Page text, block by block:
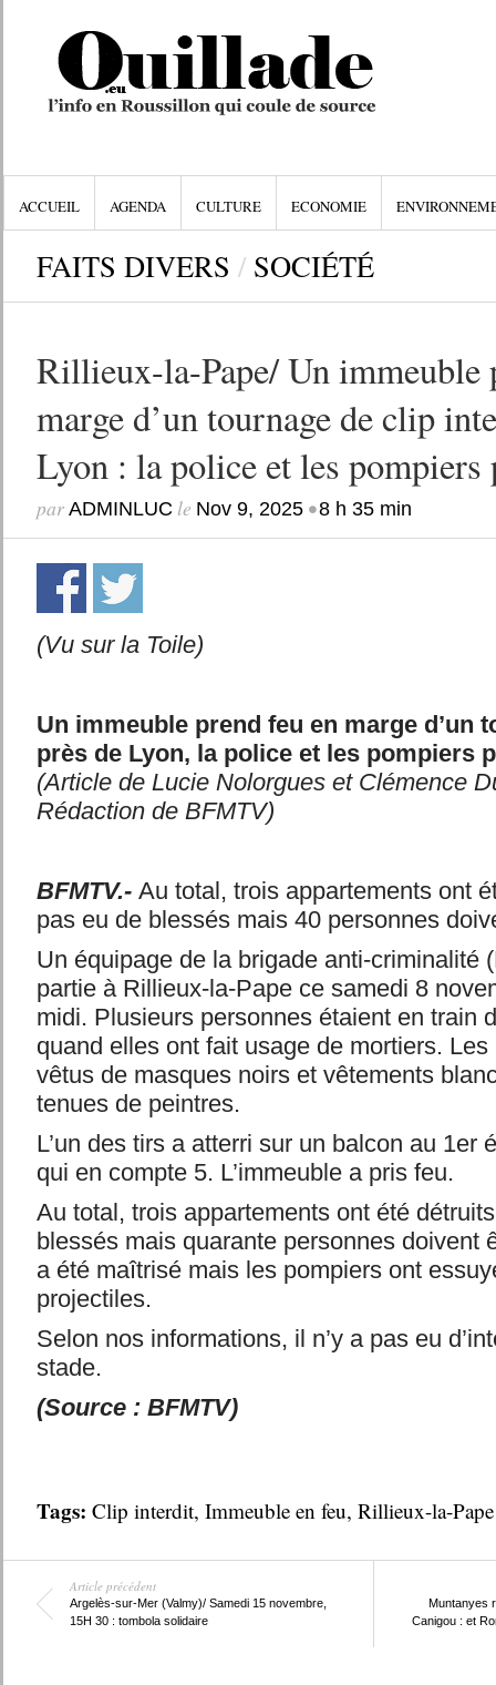
ACCUEIL AGENDA CULTURE ECONOMIE
FAITS DIVERS / SOCIÉTÉ
Rillieux-la-Pape/ Un immeuble
marge d’un tournage de clip
Lyon : la police et les pompiers
par ADMINLUC le Nov 9, 2025•8 h 35 min
(Vu sur la Toile)
Un immeuble prend feu en marge d’un
près de Lyon, la police et les pompiers
(Article de Lucie Nolorgues et Clémence
Rédaction de BFMTV)
BFMTV.- Au total, trois appartements ont
pas eu de blessés mais 40 personnes
Un équipage de la brigade anti-criminalité
partie à Rillieux-la-Pape ce samedi 8
midi. Plusieurs personnes étaient en train
quand elles ont fait usage de mortiers.
vêtus de masques noirs et vêtements
tenues de peintres.
L’un des tirs a atterri sur un balcon au 1er
qui en compte 5. L’immeuble a pris feu.
Au total, trois appartements ont été
blessés mais quarante personnes doivent
a été maîtrisé mais les pompiers ont
projectiles.
Selon nos informations, il n’y a pas eu
stade.
(Source : BFMTV)
Tags: Clip interdit, Immeuble en feu, Rillieux-la-Pape
Article précédent
Argelès-sur-Mer (Valmy)/ Samedi 15 novembre,
15H 30 : tombola solidaire
Muntanyes
Canigou : et